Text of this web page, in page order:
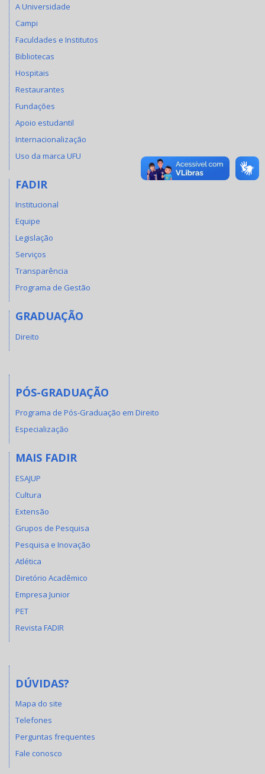
A Universidade
Campi
Faculdades e Institutos
Bibliotecas
Hospitais
Restaurantes
Fundações
Apoio estudantil
Internacionalização
Uso da marca UFU
FADIR
Institucional
Equipe
Legislação
Serviços
Transparência
Programa de Gestão
GRADUAÇÃO
Direito
PÓS-GRADUAÇÃO
Programa de Pós-Graduação em Direito
Especialização
MAIS FADIR
ESAJUP
Cultura
Extensão
Grupos de Pesquisa
Pesquisa e Inovação
Atlética
Diretório Acadêmico
Empresa Junior
PET
Revista FADIR
DÚVIDAS?
Mapa do site
Telefones
Perguntas frequentes
Fale conosco